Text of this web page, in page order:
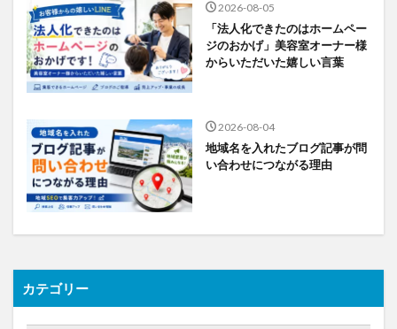
2026-08-05
「法人化できたのはホームペー
ジのおかげ」美容室オーナー様
からいただいた嬉しい言葉
2026-08-04
地域名を入れたブログ記事が問
い合わせにつながる理由
カテゴリー